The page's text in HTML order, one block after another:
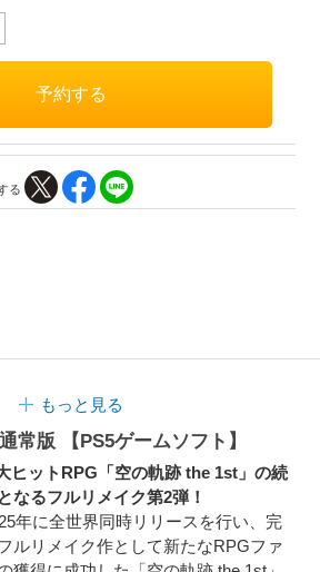
る
もっと見る
常版 【PS5ゲームソフト】
ヒットRPG「空の軌跡 the 1st」の続
なるフルリメイク第2弾！
年に全世界同時リリースを行い、完
ルリメイク作として新たなRPGファ